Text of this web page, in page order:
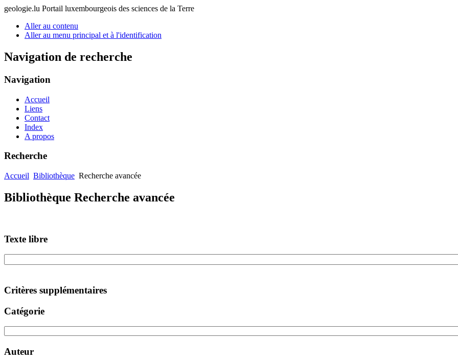
geologie.lu Portail luxembourgeois des sciences de la Terre
Aller au contenu
Aller au menu principal et à l'identification
Navigation de recherche
Navigation
Accueil
Liens
Contact
Index
A propos
Recherche
Accueil Bibliothèque Recherche avancée
Bibliothèque Recherche avancée
Texte libre
Critères supplémentaires
Catégorie
Auteur